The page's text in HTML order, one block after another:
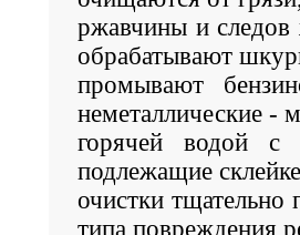
ржавчины и
обрабатывают
промывают
неметаллические -
горячей водой с
подлежащие
очистки
типа повреждения